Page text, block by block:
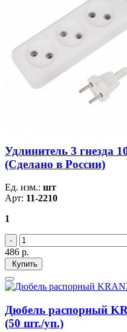
Удлинитель 3 гнезда
(Сделано в России)
Ед. изм.: шт
Арт: 11-2210
1
486 р.
Купить
Дюбель распорный
(50 шт./уп.)